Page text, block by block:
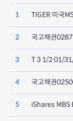
1 TIGER 미국
2 국고채권
3 T 3 1/2 01/
4 국고채권
5 iShares MBS